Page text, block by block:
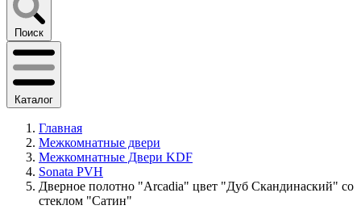
Поиск
Каталог
Главная
Межкомнатные двери
Межкомнатные Двери KDF
Sonata PVH
Дверное полотно "Arcadia" цвет "Дуб Скандинаский" со
стеклом "Сатин"